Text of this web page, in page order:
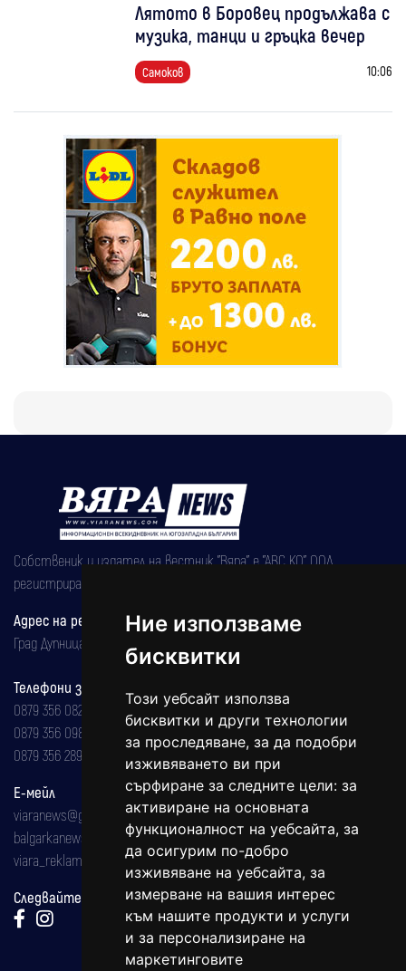
Ние използваме
бисквитки
Този уебсайт използва
бисквитки и други технологии
за проследяване, за да подобри
изживяването ви при
сърфиране за следните цели: за
активиране на основната
функционалност на уебсайта, за
да осигурим по-добро
изживяване на уебсайта, за
измерване на вашия интерес
към нашите продукти и услуги
и за персонализиране на
маркетинговите
Лятото в Боровец продължава с
музика, танци и гръцка вечер
Самоков 10:06
Собственик и издател на вестник "Вяра" е "АВС КО" ООД,
регистрирана на 08.05.2002 година.
Адрес на редакцията
Град Дупница, ул.''Христо Ботев" 43
Телефони за реклама и абонаменти
0879 356 082
0879 356 098
0879 356 289
Е-мейл
viaranews@gmail.com
balgarkanews@gmail.com
viara_reklama@mail.bg
Следвайте ни: